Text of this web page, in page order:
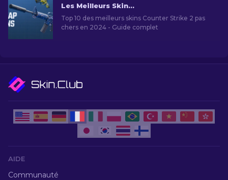
Les Meilleurs Skins Bon Marché dans CS2 [2026]
Top 10 des meilleurs skins Counter Strike 2 pas
chers en 2024 - Guide complet
AIDE
Communauté